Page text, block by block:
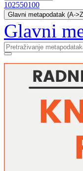
102550100
Glavni metapodatak (A-
Glavni